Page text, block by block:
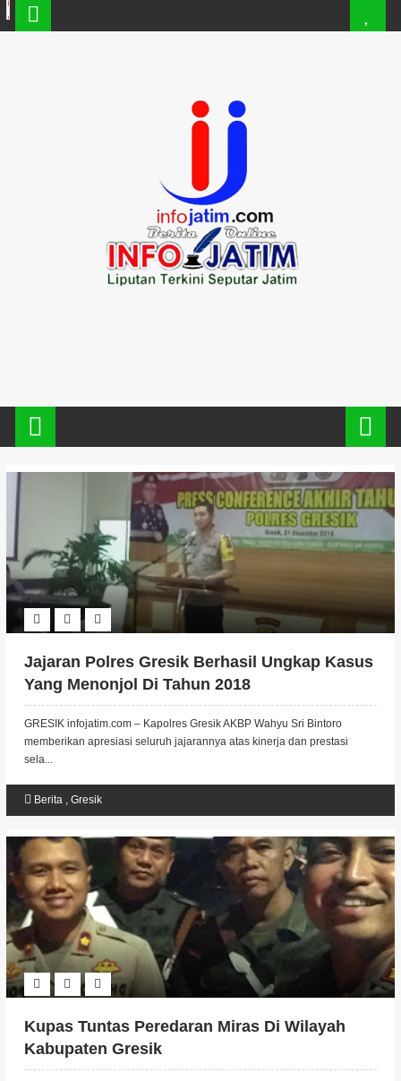
Jajaran Polres Gresik Berhasil Ungkap Kasus
Yang Menonjol Di Tahun 2018
GRESIK infojatim.com – Kapolres Gresik AKBP Wahyu Sri Bintoro
memberikan apresiasi seluruh jajarannya atas kinerja dan prestasi
sela...
Berita, Gresik
Kupas Tuntas Peredaran Miras Di Wilayah
Kabupaten Gresik